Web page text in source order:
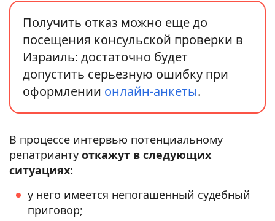
Получить отказ можно еще до
посещения консульской проверки в
Израиль: достаточно будет
допустить серьезную ошибку при
оформлении онлайн-анкеты.
В процессе интервью потенциальному
репатрианту откажут в следующих
ситуациях:
у него имеется непогашенный судебный
приговор;